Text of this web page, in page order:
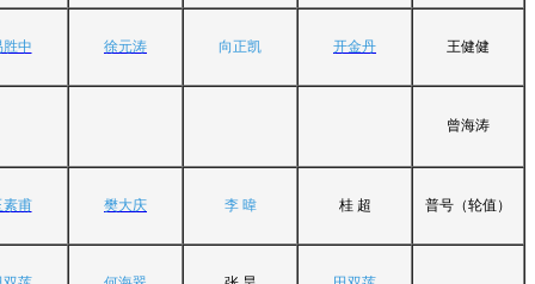
胜中 徐元涛 向正凯 开金丹 王健健
曾海涛
素甫 樊大庆 李 暐 桂 超 普号（轮值）